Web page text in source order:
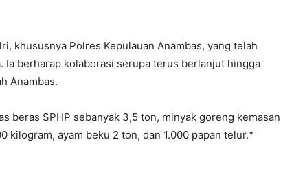
khususnya Polres Kepulauan Anambas, yang telah
Ia berharap kolaborasi serupa terus berlanjut hingga
Anambas.
beras SPHP sebanyak 3,5 ton, minyak goreng kemasan
kilogram, ayam beku 2 ton, dan 1.000 papan telur.*